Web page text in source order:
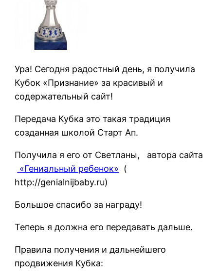
Ура! Сегодня радостный день, я получила
Кубок «Признание» за красивый и
содержательный сайт!
Передача Кубка это такая традиция
созданная школой Старт Ап.
Получила я его от Светланы, автора сайта
«Гениальный ребенок» (
http://genialnijbaby.ru)
Большое спасибо за награду!
Теперь я должна его передавать дальше.
Правила получения и дальнейшего
продвижения Кубка: